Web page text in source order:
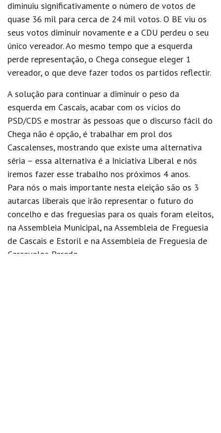
diminuiu significativamente o número de votos de
quase 36 mil para cerca de 24 mil votos. O BE viu os
seus votos diminuir novamente e a CDU perdeu o seu
único vereador. Ao mesmo tempo que a esquerda
perde representação, o Chega consegue eleger 1
vereador, o que deve fazer todos os partidos reflectir.
A solução para continuar a diminuir o peso da
esquerda em Cascais, acabar com os vícios do
PSD/CDS e mostrar às pessoas que o discurso fácil do
Chega não é opção, é trabalhar em prol dos
Cascalenses, mostrando que existe uma alternativa
séria – essa alternativa é a Iniciativa Liberal e nós
iremos fazer esse trabalho nos próximos 4 anos.
Para nós o mais importante nesta eleição são os 3
autarcas liberais que irão representar o futuro do
concelho e das freguesias para os quais foram eleitos,
na Assembleia Municipal, na Assembleia de Freguesia
de Cascais e Estoril e na Assembleia de Freguesia de
Carcavelos Parede.